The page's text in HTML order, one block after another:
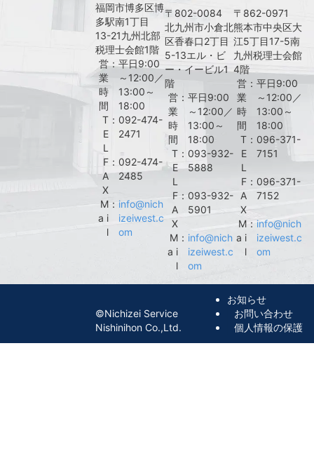
福岡市博多区博
多駅南1丁目
13-21九州北部
税理士会館1階
営
業
時
間
： 平日9:00
～12:00／
13:00～
18:00
T
E
L
： 092-474-
2471
F
A
X
： 092-474-
2485
M
a i
l
： info@nich
izeiwest.c
om
〒802-0084
北九州市小倉北
区香春口2丁目
5-13エル・ビ
ー・イービル1
階
営
業
時
間
： 平日9:00
～12:00／
13:00～
18:00
T
E
L
： 093-932-
5888
F
A
X
： 093-932-
5901
M
a i
l
： info@nich
izeiwest.c
om
〒862-0971
熊本市中央区大
江5丁目17-5南
九州税理士会館
4階
営
業
時
間
：平日9:00
～12:00／
13:00～
18:00
T
E
L
： 096-371-
7151
F
A
X
：096-371-
7152
M
a i
l
： info@nich
izeiwest.c
om
©︎Nichizei Service
Nishinihon Co.,Ltd.
お知らせ
お問い合わせ
個人情報の保護